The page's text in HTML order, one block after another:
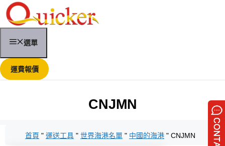
跳
至
內
選單
運費報價
CNJMN
首頁 " 運送工具 " 世界海港名單 " 中國的海港 " CNJMN